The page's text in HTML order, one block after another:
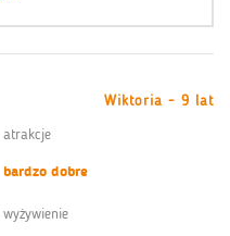
Wiktoria - 9 lat
atrakcje
bardzo dobre
wyżywienie